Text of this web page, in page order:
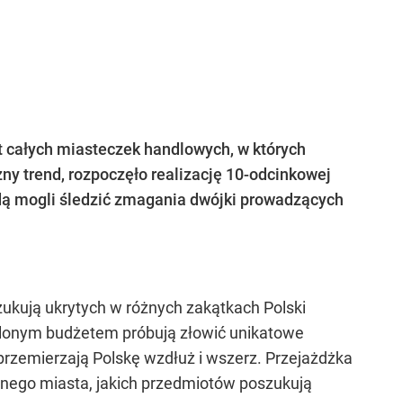
miasteczek handlowych, w których
trend, rozpoczęło realizację 10-odcinkowej
mogli śledzić zmagania dwójki prowadzących
ukrytych w różnych zakątkach Polski
budżetem próbują złowić unikatowe
Polskę wzdłuż i wszerz. Przejażdżka
miasta, jakich przedmiotów poszukują